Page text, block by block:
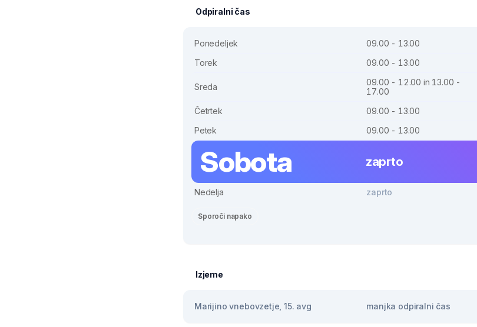
Odpiralni čas
Ponedeljek
09.00 - 13.00
Torek
09.00 - 13.00
Sreda
09.00 - 12.00 in 13.00 -
17.00
Četrtek
09.00 - 13.00
Petek
09.00 - 13.00
Sobota zaprto
Nedelja zaprto
Sporoči napako
Izjeme
Marijino vnebovzetje, 15. avg manjka odpiralni čas